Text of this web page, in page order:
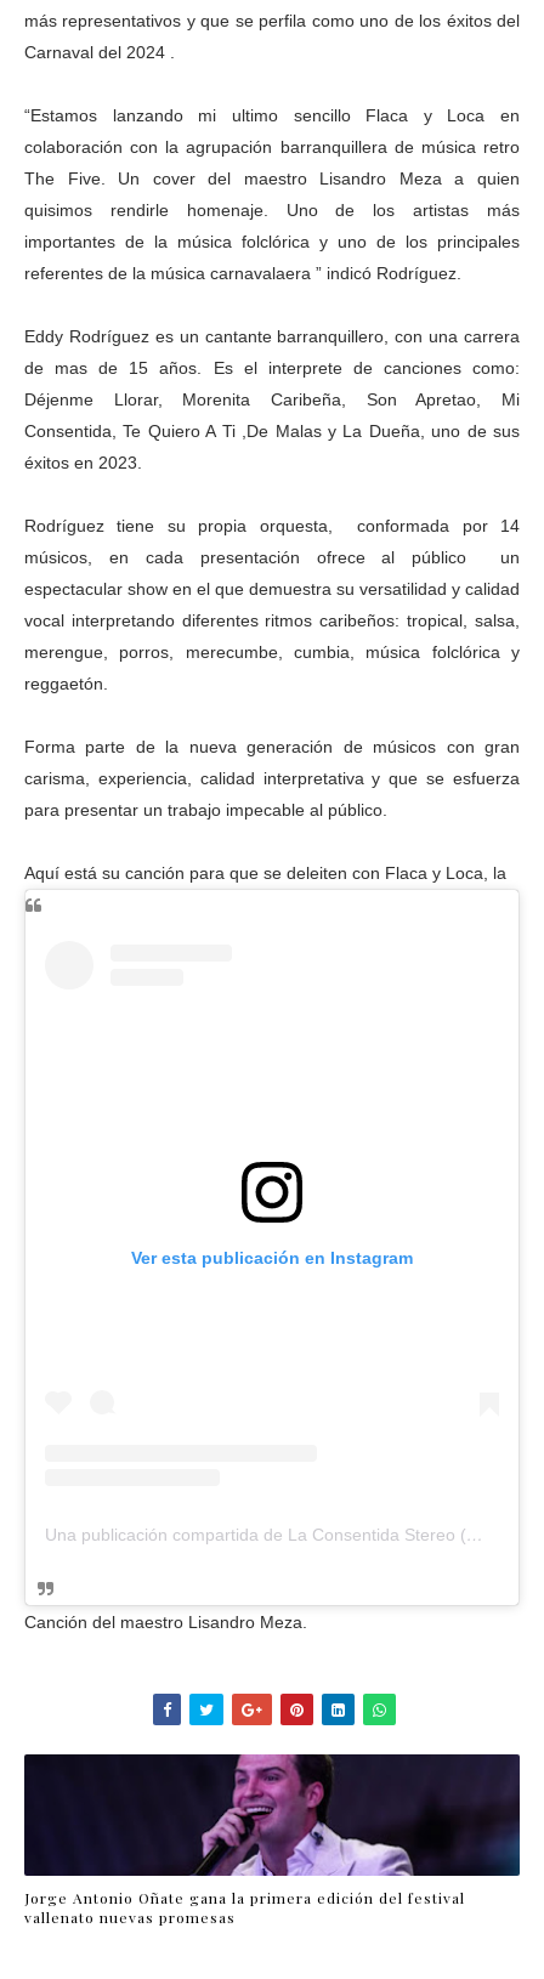
más representativos y que se perfila como uno de los éxitos del
Carnaval del 2024 .
“Estamos lanzando mi ultimo sencillo Flaca y Loca en
colaboración con la agrupación barranquillera de música retro
The Five. Un cover del maestro Lisandro Meza a quien
quisimos rendirle homenaje. Uno de los artistas más
importantes de la música folclórica y uno de los principales
referentes de la música carnavalaera ” indicó Rodríguez.
Eddy Rodríguez es un cantante barranquillero, con una carrera
de mas de 15 años. Es el interprete de canciones como:
Déjenme Llorar, Morenita Caribeña, Son Apretao, Mi
Consentida, Te Quiero A Ti ,De Malas y La Dueña, uno de sus
éxitos en 2023.
Rodríguez tiene su propia orquesta, conformada por 14
músicos, en cada presentación ofrece al público un
espectacular show en el que demuestra su versatilidad y calidad
vocal interpretando diferentes ritmos caribeños: tropical, salsa,
merengue, porros, merecumbe, cumbia, música folclórica y
reggaetón.
Forma parte de la nueva generación de músicos con gran
carisma, experiencia, calidad interpretativa y que se esfuerza
para presentar un trabajo impecable al público.
Aquí está su canción para que se deleiten con Flaca y Loca, la
Ver esta publicación en Instagram
Una publicación compartida de La Consentida Stereo (@laconsentidastereo)
Canción del maestro Lisandro Meza.
Jorge Antonio Oñate gana la primera edición del festival
vallenato nuevas promesas